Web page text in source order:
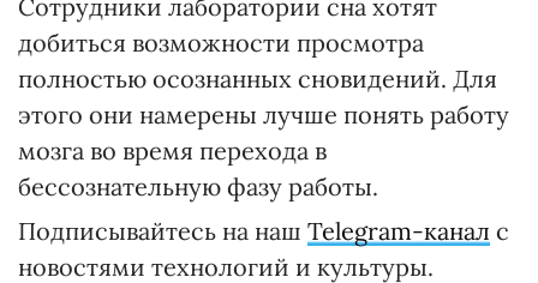
Сотрудники лаборатории сна хотят
добиться возможности просмотра
полностью осознанных сновидений. Для
этого они намерены лучше понять работу
мозга во время перехода в
бессознательную фазу работы.
Подписывайтесь на наш Telegram-канал с
новостями технологий и культуры.